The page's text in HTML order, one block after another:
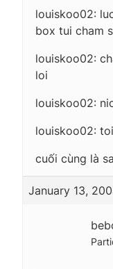
louiskoo02:
box tui cham
louiskoo02:
loi
louiskoo02:
louiskoo02:
cuối cùng là
January 13,